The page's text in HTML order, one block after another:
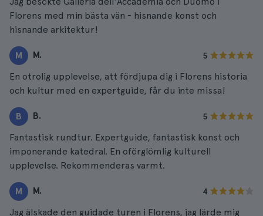
Florens med min bästa vän - hisnande konst och
hisnande arkitektur!
M M. 5
En otrolig upplevelse, att fördjupa dig i Florens historia
och kultur med en expertguide, får du inte missa!
B B. 5
Fantastisk rundtur. Expertguide, fantastisk konst och
imponerande katedral. En oförglömlig kulturell
upplevelse. Rekommenderas varmt.
M M. 4
Jag älskade den guidade turen i Florens, jag lärde mig